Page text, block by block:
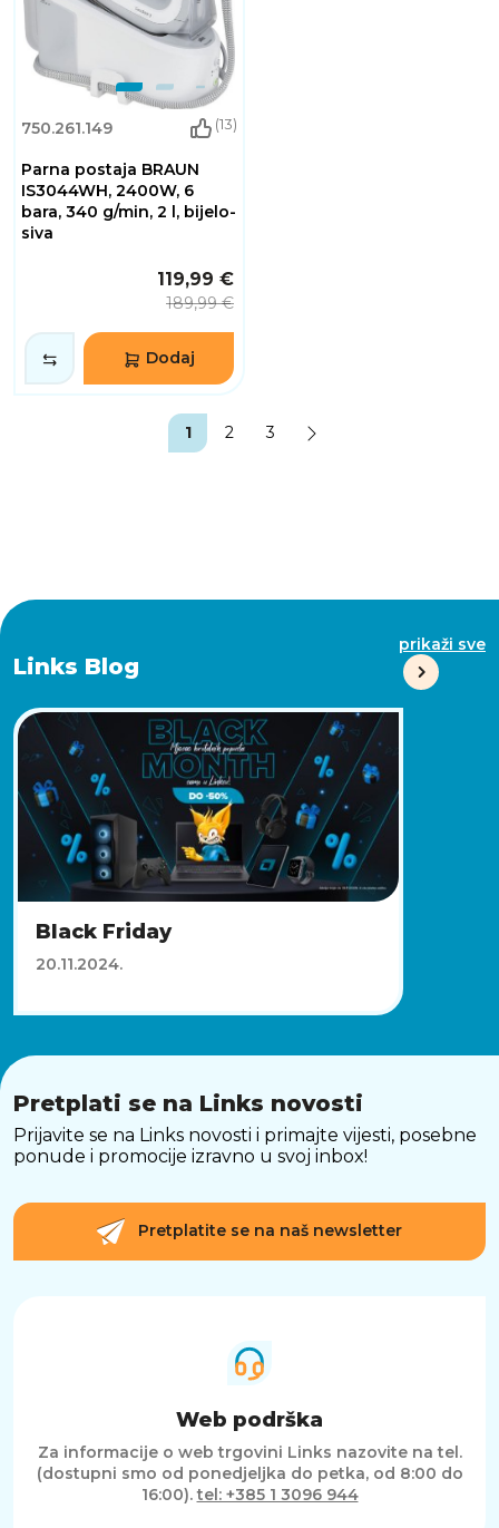
750.261.149 (13)
Parna postaja BRAUN
IS3044WH, 2400W, 6
bara, 340 g/min, 2 l, bijelo-
siva
119,99 €
189,99 €
Dodaj
1 2 3
Links Blog
prikaži sve
Black Friday
20.11.2024.
Pretplati se na Links novosti
Prijavite se na Links novosti i primajte vijesti, posebne
ponude i promocije izravno u svoj inbox!
Pretplatite se na naš newsletter
Web podrška
Za informacije o web trgovini Links nazovite na tel.
(dostupni smo od ponedjeljka do petka, od 8:00 do
16:00).tel: +385 1 3096 944